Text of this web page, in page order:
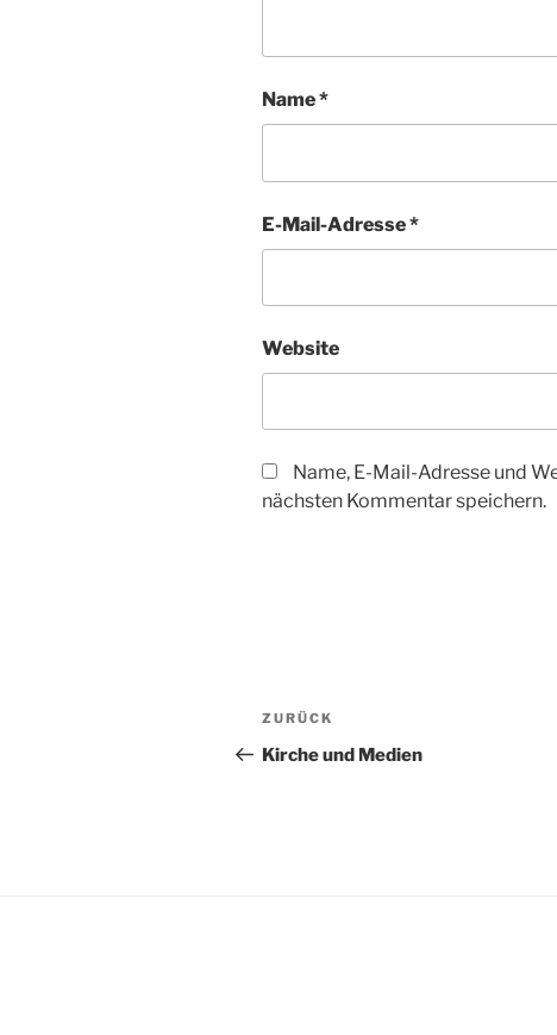
Name*
E-Mail-Adresse*
Website
Name, E-Mail-Adresse und
nächsten Kommentar speichern.
Beitragsnavigation
Vorheriger
Beitrag
ZURÜCK
Kirche und Medien